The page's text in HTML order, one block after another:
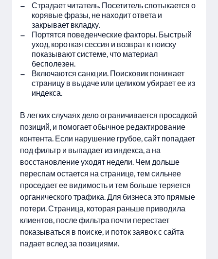
Страдает читатель. Посетитель спотыкается о
корявые фразы, не находит ответа и
закрывает вкладку.
Портятся поведенческие факторы. Быстрый
уход, короткая сессия и возврат к поиску
показывают системе, что материал
бесполезен.
Включаются санкции. Поисковик понижает
страницу в выдаче или целиком убирает ее из
индекса.
В легких случаях дело ограничивается просадкой
позиций, и помогает обычное редактирование
контента. Если нарушение грубое, сайт попадает
под фильтр и выпадает из индекса, а на
восстановление уходят недели. Чем дольше
переспам остается на странице, тем сильнее
проседает ее видимость и тем больше теряется
органического трафика. Для бизнеса это прямые
потери. Страница, которая раньше приводила
клиентов, после фильтра почти перестает
показываться в поиске, и поток заявок с сайта
падает вслед за позициями.